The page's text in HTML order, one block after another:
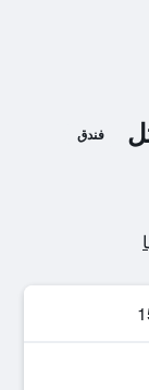
فندق